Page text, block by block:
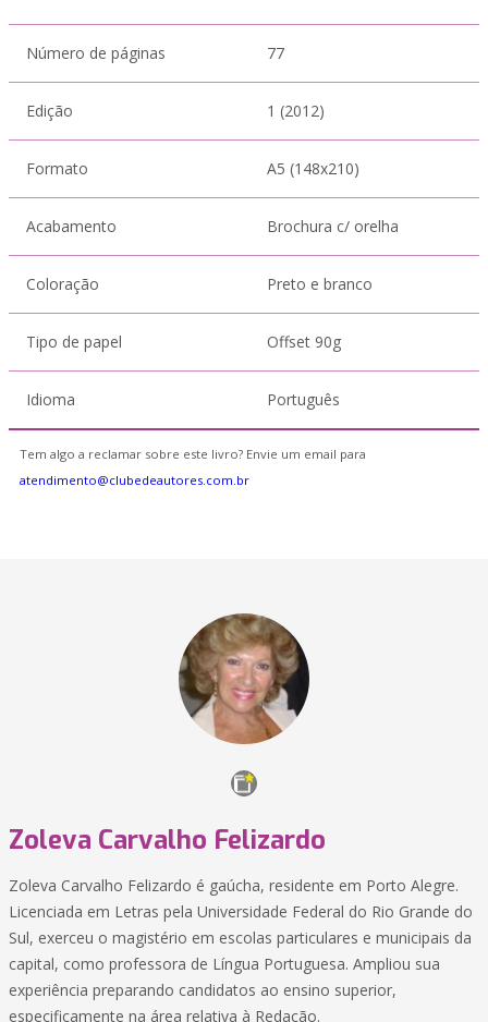
Número de páginas 77
Edição 1 (2012)
Formato A5 (148x210)
Acabamento Brochura c/ orelha
Coloração Preto e branco
Tipo de papel Offset 90g
Idioma Português
Tem algo a reclamar sobre este livro? Envie um email para
atendimento@clubedeautores.com.br
Zoleva Carvalho Felizardo
Zoleva Carvalho Felizardo é gaúcha, residente em Porto Alegre.
Licenciada em Letras pela Universidade Federal do Rio Grande do
Sul, exerceu o magistério em escolas particulares e municipais da
capital, como professora de Língua Portuguesa. Ampliou sua
experiência preparando candidatos ao ensino superior,
especificamente na área relativa à Redação.